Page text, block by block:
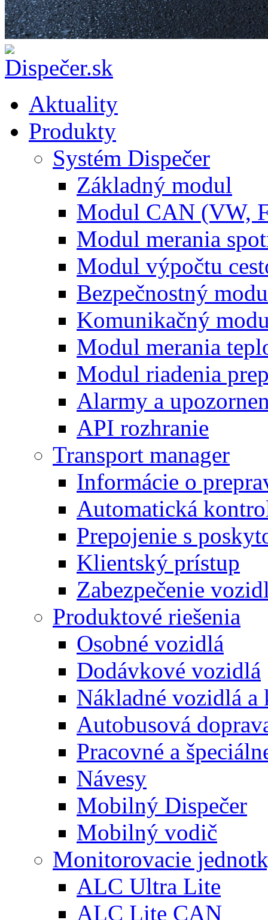
Aktuality
Produkty
Systém Dispečer
Základný modul
Modul CAN (VW,
Modul merania
Modul výpočtu
Bezpečnostný
Komunikačný
Modul merania
Modul riadenia
Alarmy a
API rozhranie
Transport manager
Informácie o
Automatická
Prepojenie s
Klientský prístup
Zabezpečenie
Produktové riešenia
Osobné vozidlá
Dodávkové vozidlá
Nákladné vozidlá a
Autobusová
Pracovné a
Návesy
Mobilný Dispečer
Mobilný vodič
Monitorovacie
ALC Ultra Lite
ALC Lite CAN